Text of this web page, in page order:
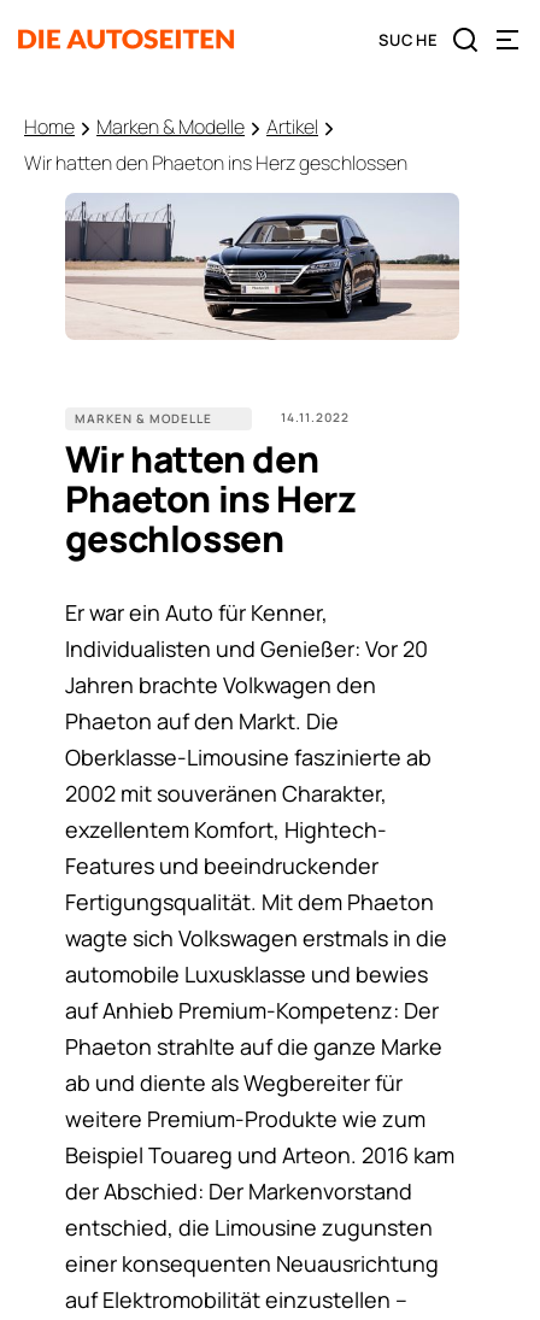
Home Marken & Modelle
Artikel
Wir hatten den Phaeton ins Herz geschlossen
MARKEN & MODELLE 14.11.2022
Wir hatten den
Phaeton ins Herz
geschlossen
Er war ein Auto für Kenner,
Individualisten und Genießer: Vor 20
Jahren brachte Volkwagen den
Phaeton auf den Markt. Die
Oberklasse-Limousine faszinierte ab
2002 mit souveränen Charakter,
exzellentem Komfort, Hightech-
Features und beeindruckender
Fertigungsqualität. Mit dem Phaeton
wagte sich Volkswagen erstmals in die
automobile Luxusklasse und bewies
auf Anhieb Premium-Kompetenz: Der
Phaeton strahlte auf die ganze Marke
ab und diente als Wegbereiter für
weitere Premium-Produkte wie zum
Beispiel Touareg und Arteon. 2016 kam
der Abschied: Der Markenvorstand
entschied, die Limousine zugunsten
einer konsequenten Neuausrichtung
auf Elektromobilität einzustellen –